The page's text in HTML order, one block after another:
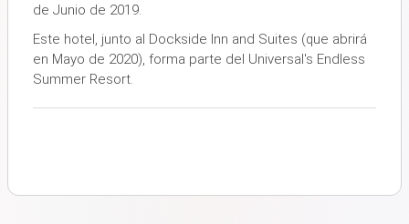
de Junio de 2019.
Este hotel, junto al Dockside Inn and Suites (que abrirá
en Mayo de 2020), forma parte del Universal's Endless
Summer Resort.